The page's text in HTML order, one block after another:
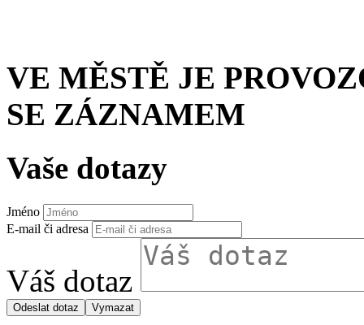
VE MĚSTĚ JE
SE ZÁZNAMEM
Vaše dotazy
Jméno
E-mail či adresa
Váš dotaz